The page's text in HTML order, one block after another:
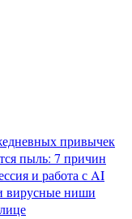
привычек
пыль: 7 причин
и работа с AI
вирусные ниши